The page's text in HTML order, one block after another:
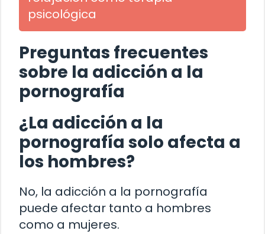
psicológica
Preguntas frecuentes
sobre la adicción a la
pornografía
¿La adicción a la
pornografía solo afecta a
los hombres?
No, la adicción a la pornografía
puede afectar tanto a hombres
como a mujeres.